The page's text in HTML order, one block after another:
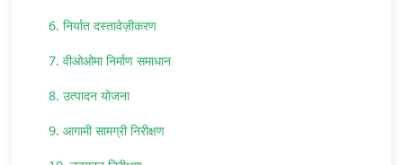
6. निर्यात दस्तावेज़ीकरण
7. वीओओमा निर्माण समाधान
8. उत्पादन योजना
9. आगामी सामग्री निरीक्षण